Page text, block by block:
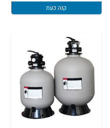
₪1,999.
₪1,799. קנה כעת